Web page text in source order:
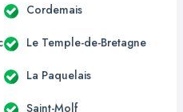
Cordemais
Le Temple-de-Bretagne
La Paquelais
Saint-Molf